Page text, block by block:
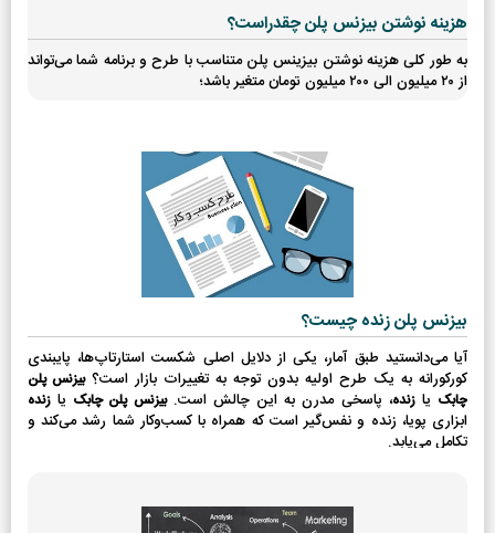
هزینه نوشتن بیزنس پلن چقدراست؟
به طور کلی هزینه نوشتن بیزینس پلن متناسب با طرح و برنامه شما می‌تواند
از ۲۰ میلیون الی ۲۰۰ میلیون تومان متغیر باشد؛
بیزنس پلن زنده چیست؟
آیا می‌دانستید طبق آمار، یکی از دلایل اصلی شکست استارتاپ‌ها، پایبندی
کورکورانه به یک طرح اولیه بدون توجه به تغییرات بازار است؟بیزنس پلن
چابک یازنده، پاسخی مدرن به این چالش است.بیزنس پلن چابک یا زنده
ابزاری پویا، زنده و نفس‌گیر است که همراه با کسب‌وکار شما رشد می‌کند و
تکامل می‌یابد.